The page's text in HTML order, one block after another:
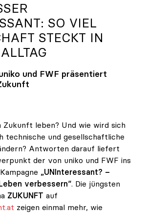
U
SO VIEL W
STECKT IN U
und FWF präsentiert
Zukunft leben? Und wie wird sich
technische und gesellschaftliche
Antworten darauf liefert
der von uniko und FWF ins
„UNInteressant? –
verbessern“. Die jüngsten
ZUKUNFT auf
zeigen einmal mehr, wie